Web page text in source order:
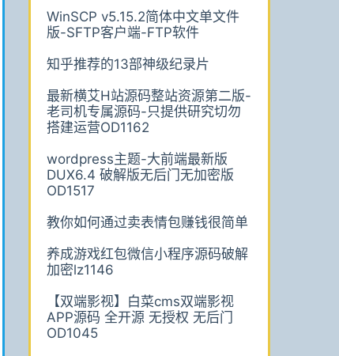
WinSCP v5.15.2简体中文单文件
版-SFTP客户端-FTP软件
知乎推荐的13部神级纪录片
最新横艾H站源码整站资源第二版-
老司机专属源码-只提供研究切勿
搭建运营OD1162
wordpress主题-大前端最新版
DUX6.4 破解版无后门无加密版
OD1517
教你如何通过卖表情包赚钱很简单
养成游戏红包微信小程序源码破解
加密lz1146
【双端影视】白菜cms双端影视
APP源码 全开源 无授权 无后门
OD1045